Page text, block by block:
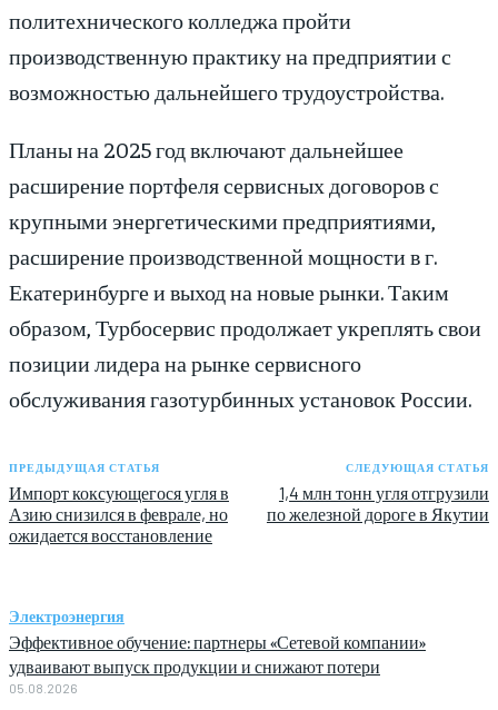
политехнического колледжа пройти
производственную практику на предприятии с
возможностью дальнейшего трудоустройства.
Планы на 2025 год включают дальнейшее
расширение портфеля сервисных договоров с
крупными энергетическими предприятиями,
расширение производственной мощности в г.
Екатеринбурге и выход на новые рынки. Таким
образом, Турбосервис продолжает укреплять свои
позиции лидера на рынке сервисного
обслуживания газотурбинных установок России.
ПРЕДЫДУЩАЯ СТАТЬЯ
Импорт коксующегося угля в
Азию снизился в феврале, но
ожидается восстановление
СЛЕДУЮЩАЯ СТАТЬЯ
1,4 млн тонн угля отгрузили
по железной дороге в Якутии
Электроэнергия
Эффективное обучение: партнеры «Сетевой компании»
удваивают выпуск продукции и снижают потери
05.08.2026